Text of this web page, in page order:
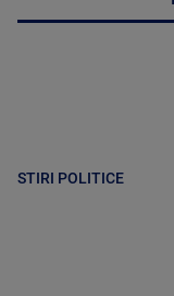
STIRI POLITICE